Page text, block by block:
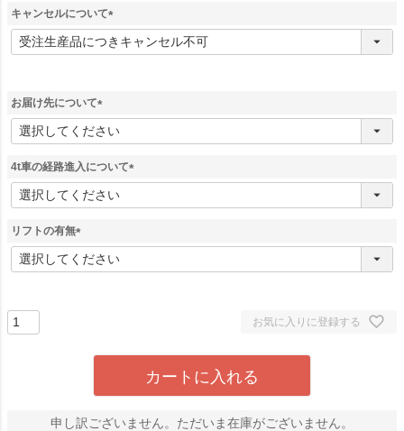
キャンセルについて
(
必
お届け先について
(
必
4t車の経路進入について
(
リフトの有無
(
必
お気に入りに登録する
カートに入れる
申し訳ございません。ただいま在庫がございません。